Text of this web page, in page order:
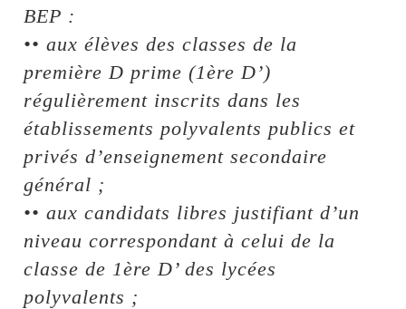
BEP :
•• aux élèves des classes de la
première D prime (1ère D’)
régulièrement inscrits dans les
établissements polyvalents publics et
privés d’enseignement secondaire
général ;
•• aux candidats libres justifiant d’un
niveau correspondant à celui de la
classe de 1ère D’ des lycées
polyvalents ;